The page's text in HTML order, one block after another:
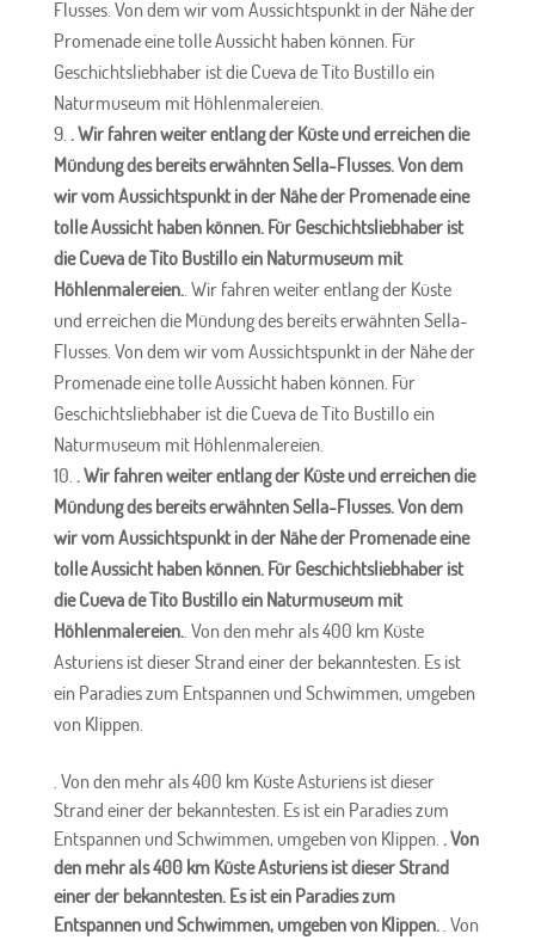
Flusses. Von dem wir vom Aussichtspunkt in der Nähe der
Promenade eine tolle Aussicht haben können. Für
Geschichtsliebhaber ist die Cueva de Tito Bustillo ein
Naturmuseum mit Höhlenmalereien.
. Wir fahren weiter entlang der Küste und erreichen die
Mündung des bereits erwähnten Sella-Flusses. Von dem
wir vom Aussichtspunkt in der Nähe der Promenade eine
tolle Aussicht haben können. Für Geschichtsliebhaber ist
die Cueva de Tito Bustillo ein Naturmuseum mit
Höhlenmalereien.. Wir fahren weiter entlang der Küste
und erreichen die Mündung des bereits erwähnten Sella-
Flusses. Von dem wir vom Aussichtspunkt in der Nähe der
Promenade eine tolle Aussicht haben können. Für
Geschichtsliebhaber ist die Cueva de Tito Bustillo ein
Naturmuseum mit Höhlenmalereien.
. Wir fahren weiter entlang der Küste und erreichen die
Mündung des bereits erwähnten Sella-Flusses. Von dem
wir vom Aussichtspunkt in der Nähe der Promenade eine
tolle Aussicht haben können. Für Geschichtsliebhaber ist
die Cueva de Tito Bustillo ein Naturmuseum mit
Höhlenmalereien.. Von den mehr als 400 km Küste
Asturiens ist dieser Strand einer der bekanntesten. Es ist
ein Paradies zum Entspannen und Schwimmen, umgeben
von Klippen.
. Von den mehr als 400 km Küste Asturiens ist dieser
Strand einer der bekanntesten. Es ist ein Paradies zum
Entspannen und Schwimmen, umgeben von Klippen. . Von
den mehr als 400 km Küste Asturiens ist dieser Strand
einer der bekanntesten. Es ist ein Paradies zum
Entspannen und Schwimmen, umgeben von Klippen.. Von